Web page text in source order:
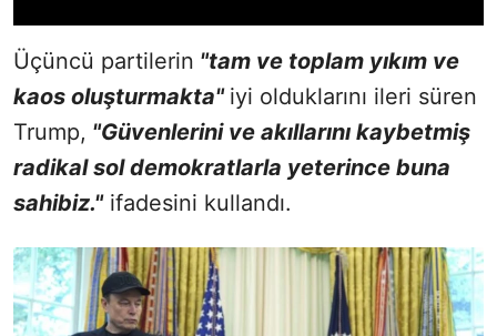
Üçüncü partilerin "tam ve toplam yıkım ve
kaos oluşturmakta" iyi olduklarını ileri süren
Trump, "Güvenlerini ve akıllarını kaybetmiş
radikal sol demokratlarla yeterince buna
sahibiz."ifadesini kullandı.